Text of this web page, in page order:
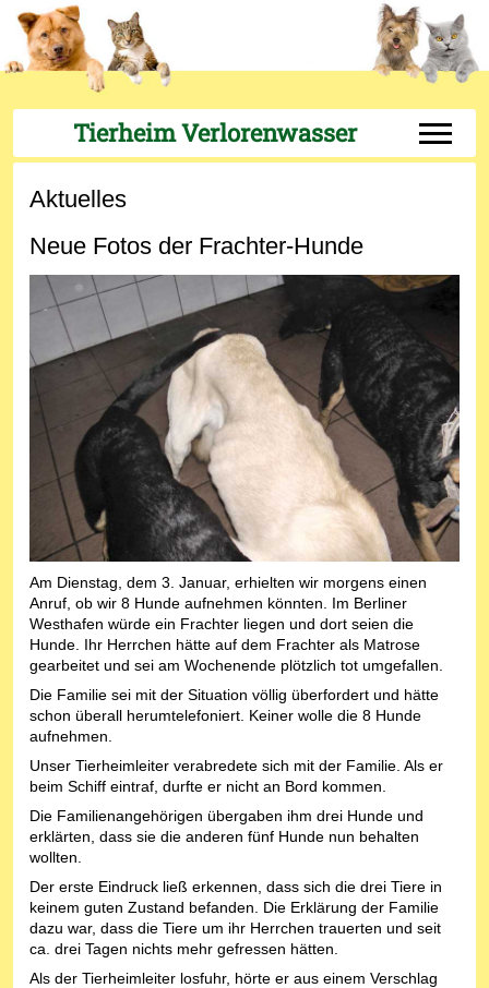
Tierheim Verlorenwasser Off-
Aktuelles
Neue Fotos der Frachter-Hunde
Am Dienstag, dem 3. Januar, erhielten wir morgens einen
Anruf, ob wir 8 Hunde aufnehmen könnten. Im Berliner
Westhafen würde ein Frachter liegen und dort seien die
Hunde. Ihr Herrchen hätte auf dem Frachter als Matrose
gearbeitet und sei am Wochenende plötzlich tot umgefallen.
Die Familie sei mit der Situation völlig überfordert und hätte
schon überall herumtelefoniert. Keiner wolle die 8 Hunde
aufnehmen.
Unser Tierheimleiter verabredete sich mit der Familie. Als er
beim Schiff eintraf, durfte er nicht an Bord kommen.
Die Familienangehörigen übergaben ihm drei Hunde und
erklärten, dass sie die anderen fünf Hunde nun behalten
wollten.
Der erste Eindruck ließ erkennen, dass sich die drei Tiere in
keinem guten Zustand befanden. Die Erklärung der Familie
dazu war, dass die Tiere um ihr Herrchen trauerten und seit
ca. drei Tagen nichts mehr gefressen hätten.
Als der Tierheimleiter losfuhr, hörte er aus einem Verschlag